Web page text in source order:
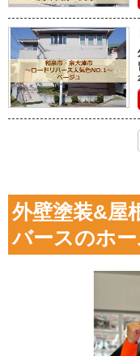
外壁塗装&屋
バースのホ